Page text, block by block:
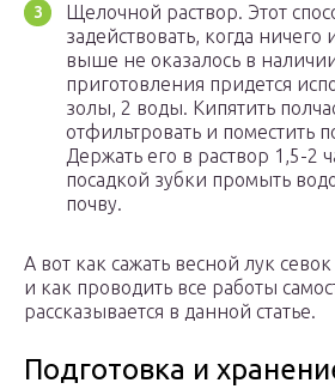
Щелочной раствор. Этот
задействовать, когда ничего
выше не оказалось в
приготовления придется
золы, 2 воды. Кипятить
отфильтровать и поместить
Держать его в раствор 1,5-2
посадкой зубки промыть
почву.
А вот как сажать весной лук
и как проводить все работы
рассказывается в данной статье.
Подготовка и